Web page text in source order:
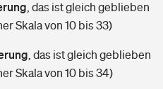
finden
das ist gleich geblieben
Skala von 10 bis 33)
das ist gleich geblieben
Skala von 10 bis 34)